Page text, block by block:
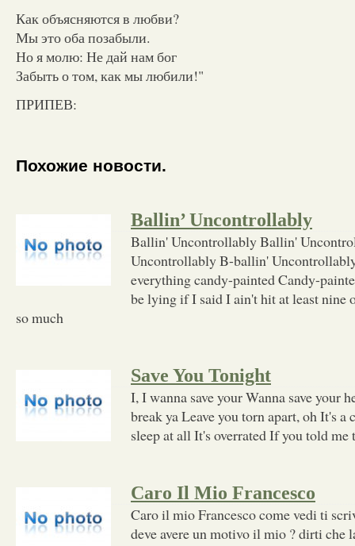
Как объясняются в любви?
Мы это оба позабыли.
Но я молю: Не дай нам бог
Забыть о том, как мы любили!"
ПРИПЕВ:
Похожие новости.
Ballin’ Uncontrollably
Ballin' Uncontrollably Ballin'
Uncontrollably B-ballin'
everything candy-painted Candy-
be lying if I said I ain't hit at least nine
so much
Save You Tonight
I, I wanna save your Wanna save your
break ya Leave you torn apart, oh It's a
sleep at all It's overrated If you told me
Caro Il Mio Francesco
Caro il mio Francesco come vedi ti
deve avere un motivo il mio ? dirti che